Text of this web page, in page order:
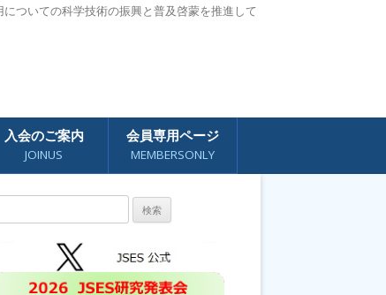
ついての科学技術の振興と普及啓蒙を推進して
入会のご案内
JOINUS
会員専用ページ
MEMBERSONLY